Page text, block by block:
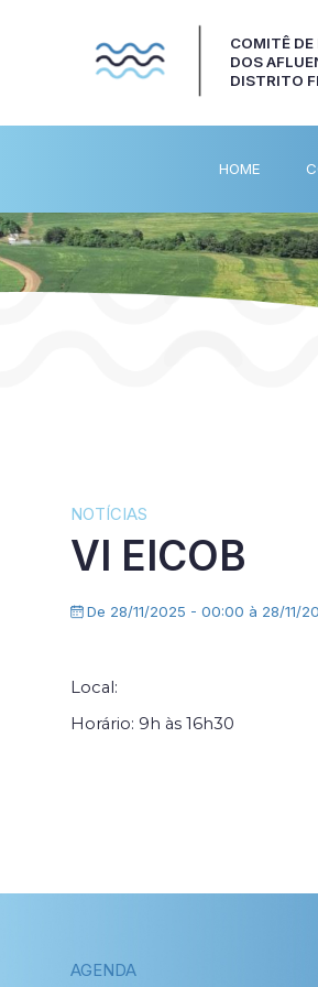
COMITÊ DE
DOS
DISTRITO
HOME
NOTÍCIAS
VI EICOB
De 28/11/2025 - 00:00 à 28/11/
Local:
Horário: 9h às 16h30
AGENDA